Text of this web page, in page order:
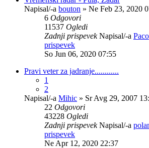
Napisal/-a bouton » Ne Feb 23, 2020
6 Odgovori
11537 Ogledi
Zadnji prispevekNapisal/-a Paco
prispevek
So Jun 06, 2020 07:55
Pravi veter za jadranje............
1
2
Napisal/-a Mihic » Sr Avg 29, 2007
22 Odgovori
43228 Ogledi
Zadnji prispevekNapisal/-a
prispevek
Ne Apr 12, 2020 22:37